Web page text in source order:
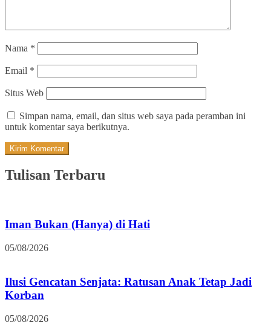
Nama *
Email *
Situs Web
Simpan nama, email, dan situs web saya pada peramban ini
untuk komentar saya berikutnya.
Tulisan Terbaru
Iman Bukan (Hanya) di Hati
05/08/2026
Ilusi Gencatan Senjata: Ratusan Anak Tetap Jadi
Korban
05/08/2026